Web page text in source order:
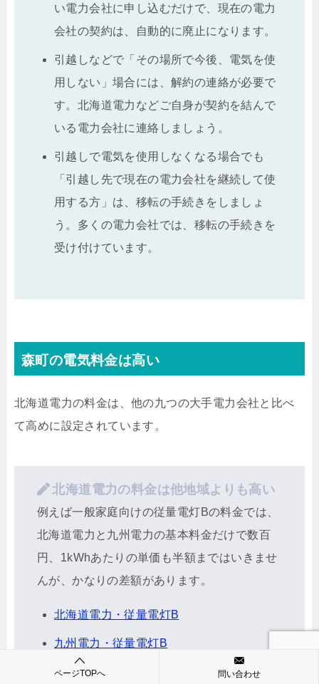
い電力会社に申し込むだけで、現在の電力
会社の契約は、自動的に廃止になります。
引越しなどで「その場所で今後、電気を使
用しない」場合には、解約の連絡が必要で
す。北海道電力などご自身が契約を結んで
いる電力会社に連絡しましょう。
引越しで電気を使用しなくなる場合でも
「引越し先で現在の電力会社を継続して使
用する方」は、移転の手続きをしましょ
う。多くの電力会社では、移転の手続きを
受け付けています。
森町の電気料金は高い
北海道電力の料金は、他の九つの大手電力会社と比べ
て高めに設定されています。
北海道電力の料金は他地域よりも高い
例えば一般家庭向けの従量電灯Bの料金では、
北海道電力と九州電力の基本料金だけで数百
円、1kWhあたりの単価も半額まではいきませ
んが、かなりの差額があります。
北海道電力・従量電灯B
九州電力・従量電灯B
ページTOPへ 問い合わせ